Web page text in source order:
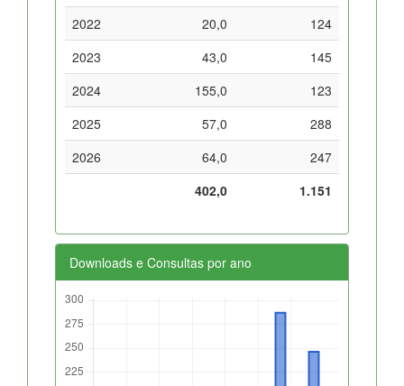
2022
20,0
124
2023
43,0
145
2024
155,0
123
2025
57,0
288
2026
64,0
247
402,0
1.151
Downloads e Consultas por ano